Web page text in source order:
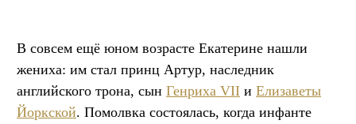
В совсем ещё юном возрасте Екатерине нашли
жениха: им стал принц Артур, наследник
английского трона, сын Генриха VII и Елизаветы
Йоркской. Помолвка состоялась, когда инфанте